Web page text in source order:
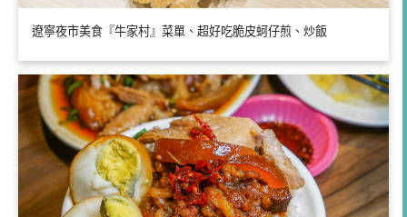
遼寧夜市美食『牛家村』菜單、超好吃脆皮蚵仔煎、炒飯